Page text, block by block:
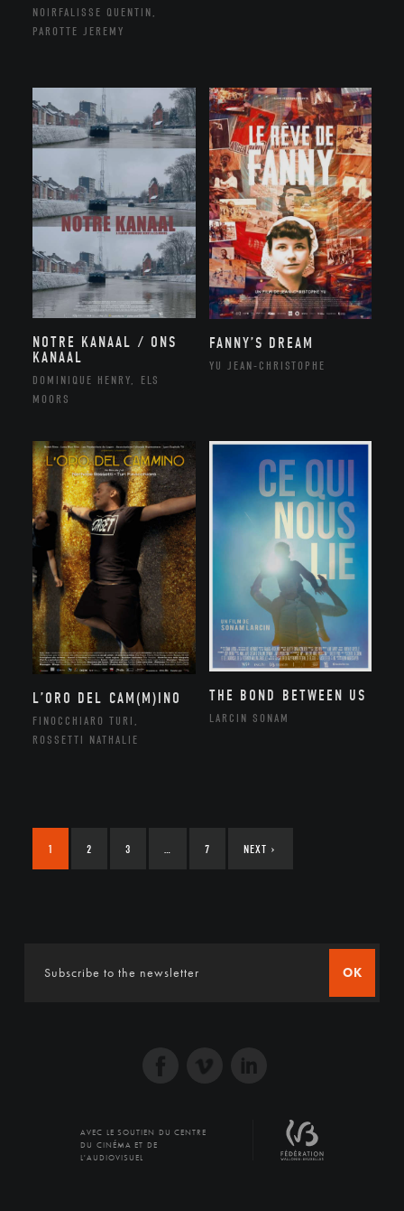
NOIRFALISSE QUENTIN,
PAROTTE JEREMY
NOTRE KANAAL / ONS
KANAAL
DOMINIQUE HENRY, ELS
MOORS
FANNY’S DREAM
YU JEAN-CHRISTOPHE
L’ORO DEL CAM(M)INO
FINOCCHIARO TURI,
ROSSETTI NATHALIE
THE BOND BETWEEN US
LARCIN SONAM
1 2 3 7 NEXT ›
OK
AVEC LE SOUTIEN DU CENTRE
DU CINÉMA ET DE
L'AUDIOVISUEL